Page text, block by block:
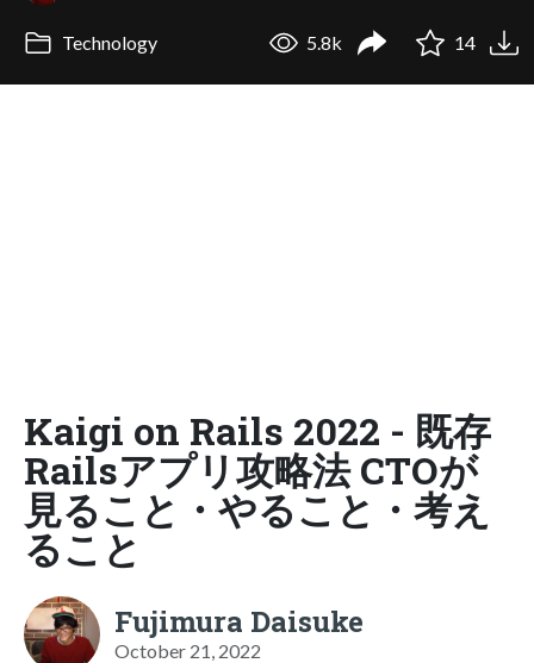
Technology 5.8k 14
Kaigi on Rails 2022 - 既存
Railsアプリ攻略法 CTOが
見ること・やること・考え
ること
Fujimura Daisuke
October 21, 2022